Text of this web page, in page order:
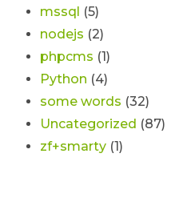
mssql (5)
nodejs (2)
phpcms (1)
Python (4)
some words (32)
Uncategorized (87)
zf+smarty (1)